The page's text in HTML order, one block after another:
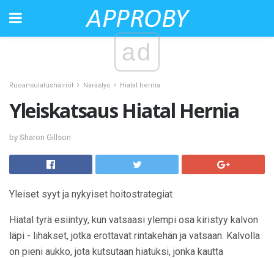
ad
Ruoansulatushäiriöt Närästys Hiatal hernia
Yleiskatsaus Hiatal Hernia
by Sharon Gillson
Yleiset syyt ja nykyiset hoitostrategiat
Hiatal tyrä esiintyy, kun vatsaasi ylempi osa kiristyy kalvon
läpi - lihakset, jotka erottavat rintakehän ja vatsaan. Kalvolla
on pieni aukko, jota kutsutaan hiatuksi, jonka kautta